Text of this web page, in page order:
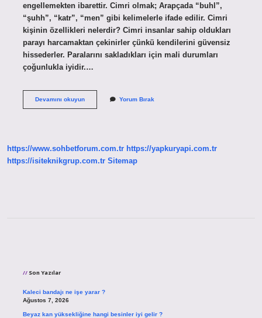
engellemekten ibarettir. Cimri olmak; Arapçada “buhl”,
“şuhh”, “katr”, “men” gibi kelimelerle ifade edilir. Cimri
kişinin özellikleri nelerdir? Cimri insanlar sahip oldukları
parayı harcamaktan çekinirler çünkü kendilerini güvensiz
hissederler. Paralarını sakladıkları için mali durumları
çoğunlukla iyidir.…
Devamını okuyunCimrilik
Yorum Bırak
https://www.sohbetforum.com.tr https://yapkuryapi.com.tr
https://isiteknikgrup.com.tr Sitemap
Son Yazılar
Kaleci bandajı ne işe yarar ?
Ağustos 7, 2026
Beyaz kan yüksekliğine hangi besinler iyi gelir ?